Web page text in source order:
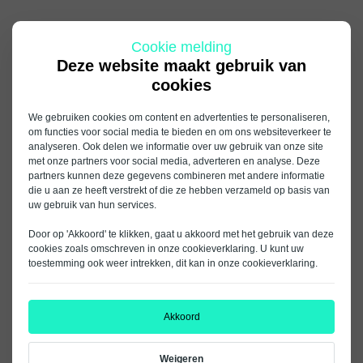
Cookie melding
Deze website maakt gebruik van
cookies
We gebruiken cookies om content en advertenties te personaliseren,
om functies voor social media te bieden en om ons websiteverkeer te
analyseren. Ook delen we informatie over uw gebruik van onze site
met onze partners voor social media, adverteren en analyse. Deze
partners kunnen deze gegevens combineren met andere informatie
die u aan ze heeft verstrekt of die ze hebben verzameld op basis van
uw gebruik van hun services.
Door op 'Akkoord' te klikken, gaat u akkoord met het gebruik van deze
cookies zoals omschreven in onze cookieverklaring. U kunt uw
toestemming ook weer intrekken, dit kan in onze cookieverklaring.
Akkoord
Weigeren